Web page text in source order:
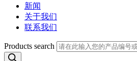
新闻
关于我们
联系我们
Products search